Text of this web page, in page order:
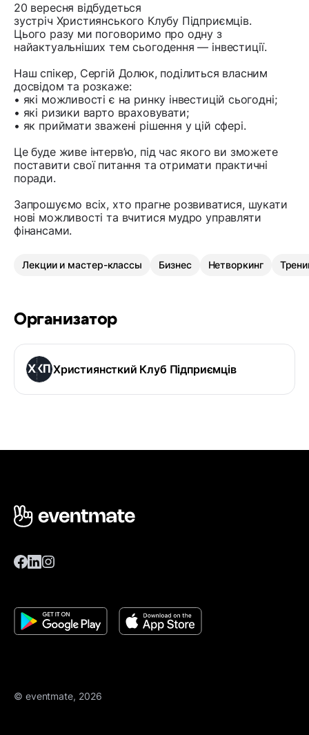
20 вересня відбудеться
зустріч Християнського Клубу Підприємців.
Цього разу ми поговоримо про одну з
найактуальніших тем сьогодення — інвестиції.
Наш спікер, Сергій Долюк, поділиться власним
досвідом та розкаже:
• які можливості є на ринку інвестицій сьогодні;
• які ризики варто враховувати;
• як приймати зважені рішення у цій сфері.
Це буде живе інтерв’ю, під час якого ви зможете
поставити свої питання та отримати практичні
поради.
Запрошуємо всіх, хто прагне розвиватися, шукати
нові можливості та вчитися мудро управляти
фінансами.
Лекции и мастер-классы Бизнес Нетворкинг
Организатор
Християнсткий Клуб Підприємців
© eventmate, 2026